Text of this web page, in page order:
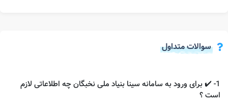
سوالات متداول
1- ✔️ برای ورود به سامانه سینا بنیاد ملی نخبگان چه اطلاعاتی لازم
است ؟